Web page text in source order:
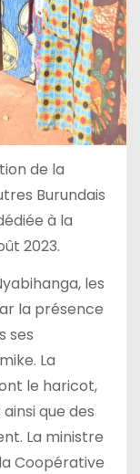
de la
Burundais
à la
2023.
les
la présence
ses
La
le haricot,
que des
La ministre
Coopérative